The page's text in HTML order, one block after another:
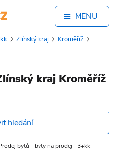
MENU
Zlínský kraj
Kroměříž
kraj Kroměříž
hledání
bytů - byty na prodej - 3+kk -